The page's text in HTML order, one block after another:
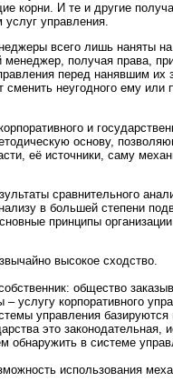
корни. И те и другие
услуг управления.
всего лишь наняты
получая права,
перед нанявшим их
сменить неугодного ему или
и
основу,
её источники, саму
сравнительного
в большей степени
принципы
высокое сходство.
общество
– услугу корпоративного
управления базируются
это законодательная,
в системе
использования